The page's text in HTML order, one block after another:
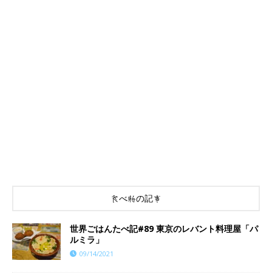
食べ物の記事
世界ごはんたべ記#89 東京のレバント料理屋「パ
ルミラ」
09/14/2021